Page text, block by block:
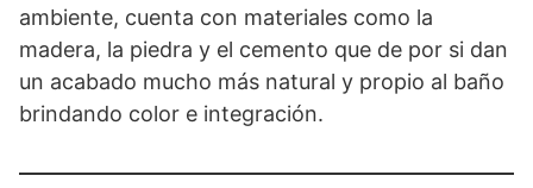
ambiente, cuenta con materiales como la
madera, la piedra y el cemento que de por si dan
un acabado mucho más natural y propio al baño
brindando color e integración.